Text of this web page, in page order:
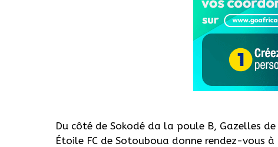
Du côté de Sokodé da la poule B, Gazelles
Étoile FC de Sotouboua donne rendez-vous à